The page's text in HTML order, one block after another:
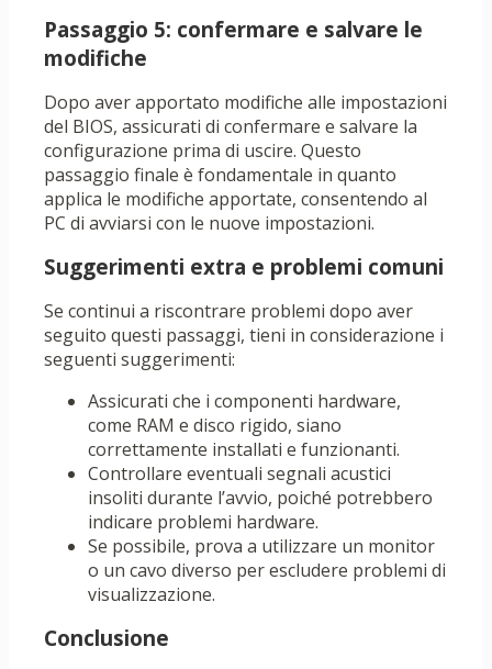
Passaggio 5: confermare e salvare le
modifiche
Dopo aver apportato modifiche alle impostazioni
del BIOS, assicurati di confermare e salvare la
configurazione prima di uscire. Questo
passaggio finale è fondamentale in quanto
applica le modifiche apportate, consentendo al
PC di avviarsi con le nuove impostazioni.
Suggerimenti extra e problemi comuni
Se continui a riscontrare problemi dopo aver
seguito questi passaggi, tieni in considerazione i
seguenti suggerimenti:
Assicurati che i componenti hardware,
come RAM e disco rigido, siano
correttamente installati e funzionanti.
Controllare eventuali segnali acustici
insoliti durante l’avvio, poiché potrebbero
indicare problemi hardware.
Se possibile, prova a utilizzare un monitor
o un cavo diverso per escludere problemi di
visualizzazione.
Conclusione